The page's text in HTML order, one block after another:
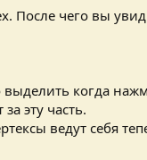
После чего вы
когда
эту часть.
ведут себя